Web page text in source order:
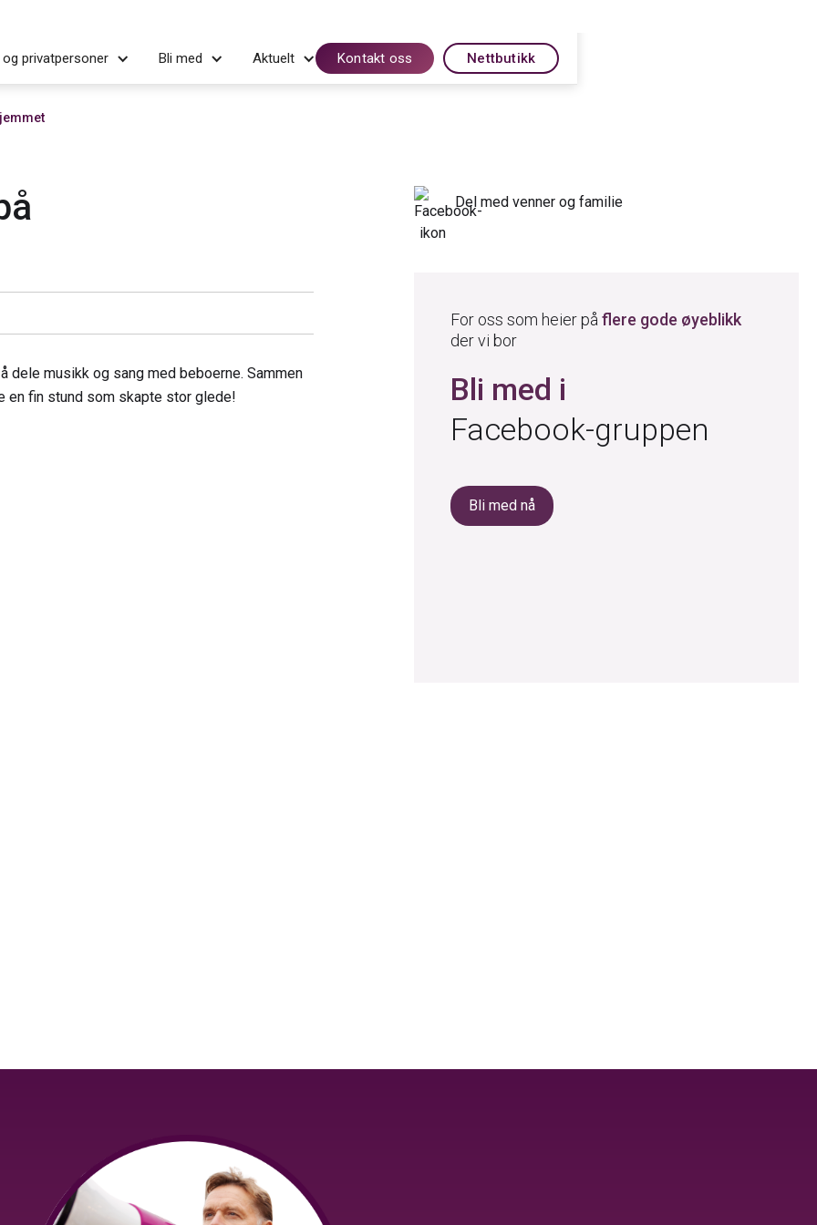
privatpersoner Bli med Aktuelt Kontakt oss Nettbutikk
musikk og sang med beboerne. Sammen
en fin stund som skapte stor glede!
Del med venner og familie
For oss som heier påflere gode øyeblikk
der vi bor
Bli med i
Facebook-gruppen
Bli med nå